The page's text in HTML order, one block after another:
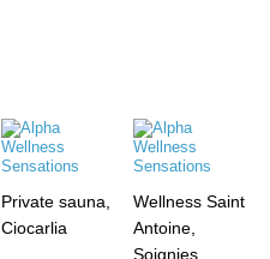
Private sauna,
Ciocarlia
Wellness Saint
Antoine,
Soignies